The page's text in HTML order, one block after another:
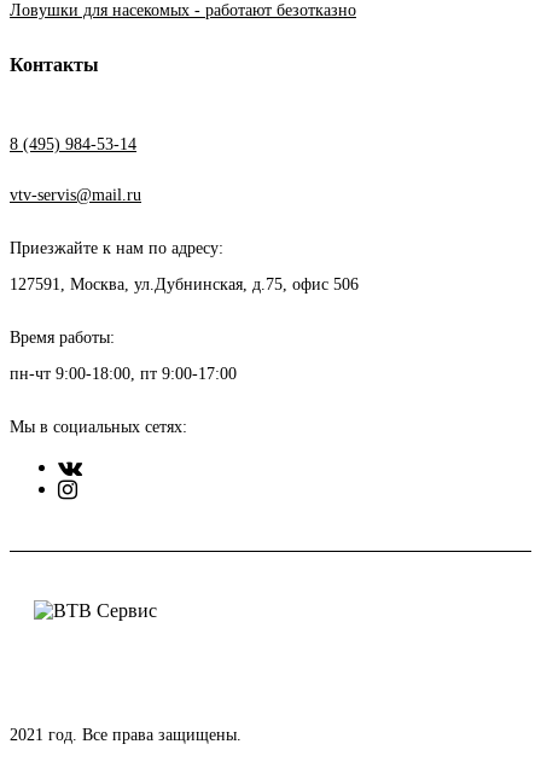
Ловушки для насекомых - работают безотказно
Контакты
8 (495) 984-53-14
vtv-servis@mail.ru
Приезжайте к нам по адресу:
127591, Москва, ул.Дубнинская, д.75, офис 506
Время работы:
пн-чт 9:00-18:00, пт 9:00-17:00
Мы в социальных сетях:
2021 год. Все права защищены.